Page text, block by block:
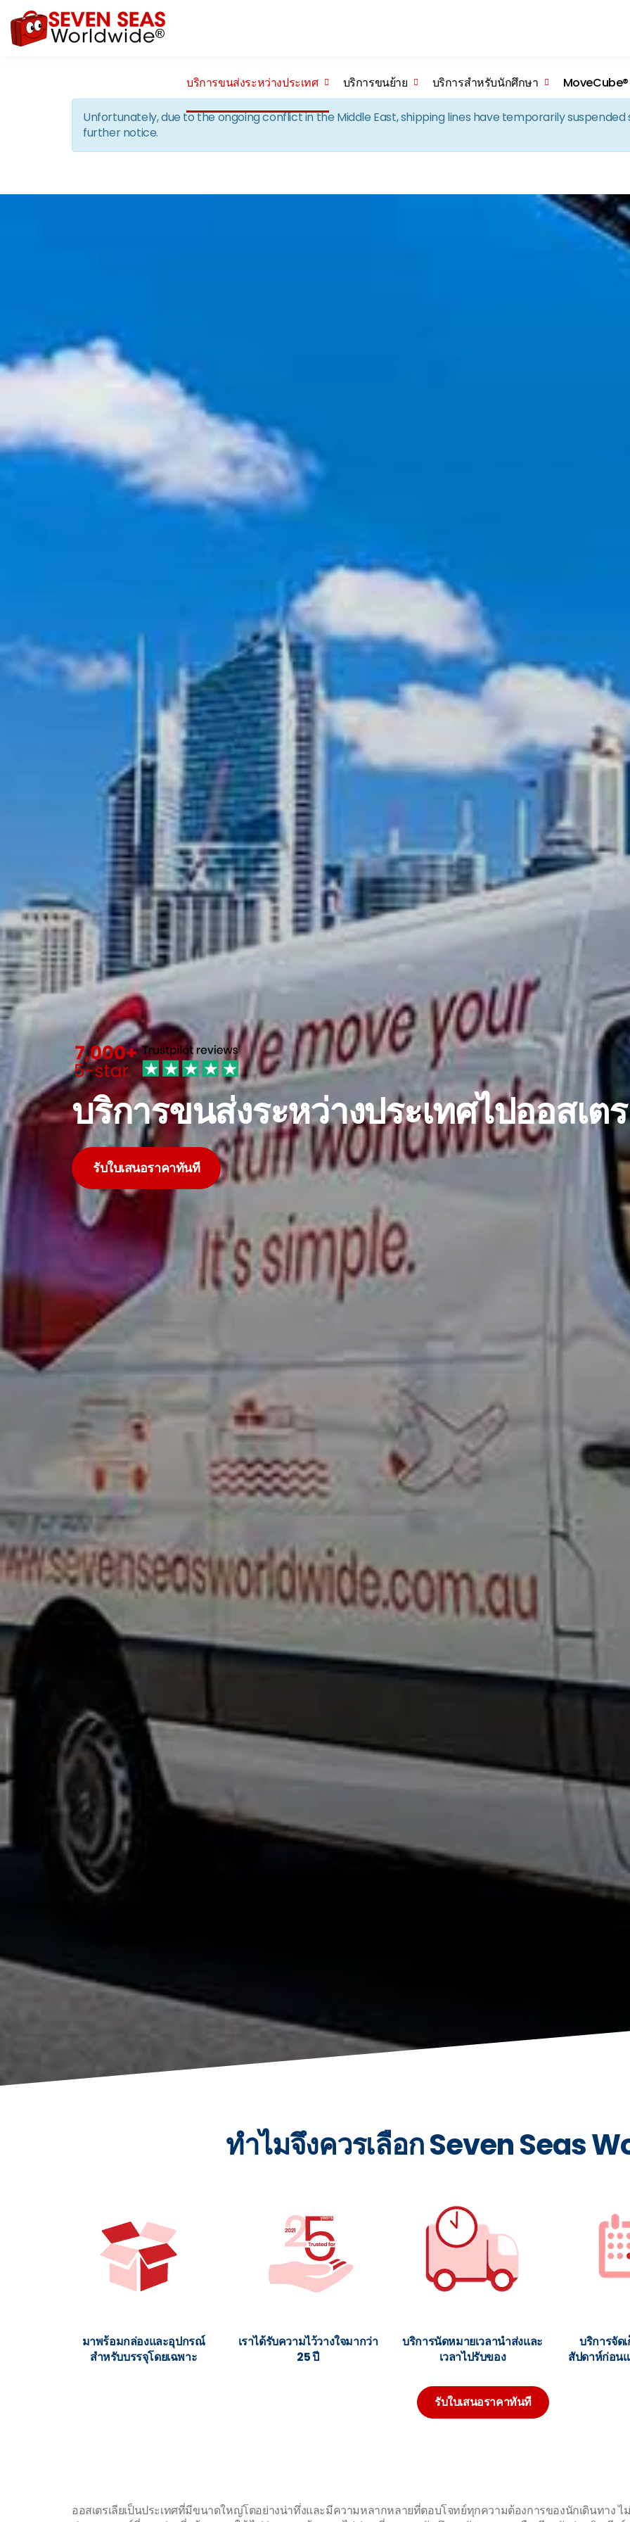
บริการขนส่งระหว่างประเทศ บริการขนย้าย บริการสำหรับนักศึกษา MoveCube®
Unfortunately, due to the ongoing conflict in the Middle East, shipping lines have temporarily
further notice.
บริการขนส่งระหว่างประเทศไปออสเต
รับใบเสนอราคาทันที
ทำไมจึงควรเลือก Seven Seas
มาพร้อมกล่องและอุปกรณ์
สำหรับบรรจุโดยเฉพาะ
เราได้รับความไว้วางใจมากว่า
25 ปี
บริการนัดหมายเวลานำส่งและ
เวลาไปรับของ
บริการจัด
สัปดาห์ก่อน
รับใบเสนอราคาทันที
ออสเตรเลียเป็นประเทศที่มีขนาดใหญ่โตอย่างน่าทึ่งและมีความหลากหลายที่ตอบโจทย์ทุกความต้องการของนักเดินทาง